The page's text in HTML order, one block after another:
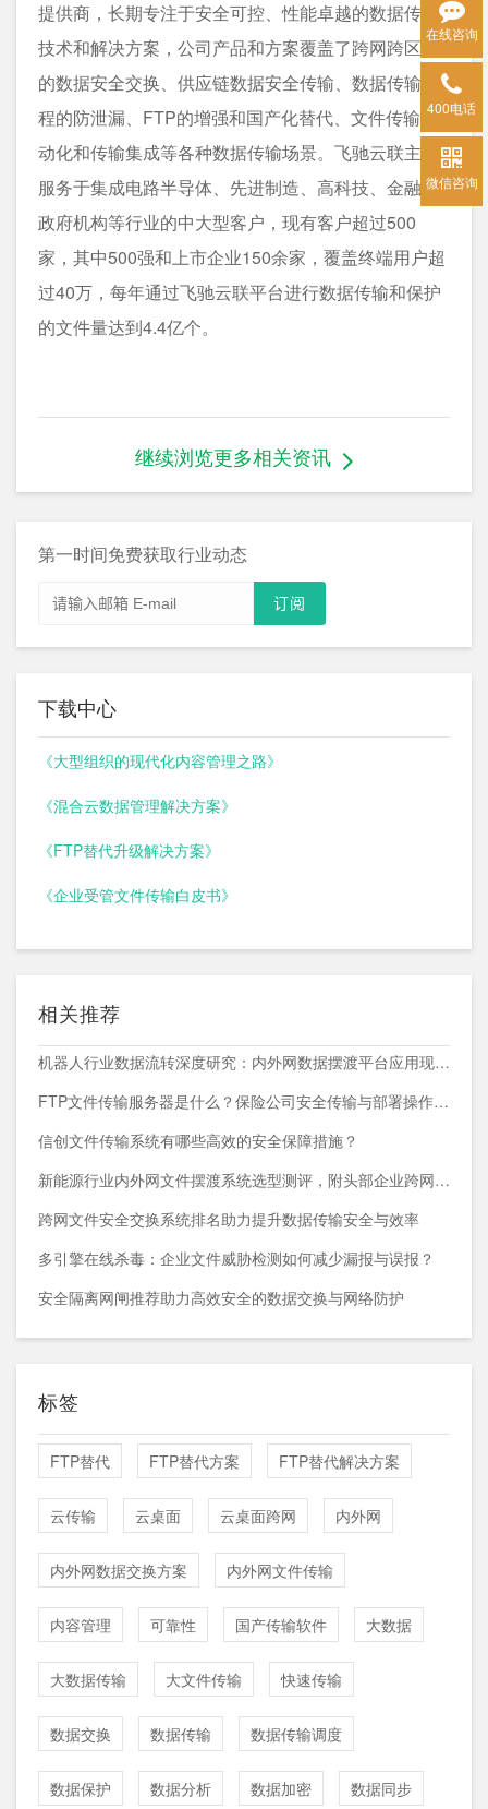
提供商，长期专注于安全可控、性能卓越的数据传输
技术和解决方案，公司产品和方案覆盖了跨网跨区域
的数据安全交换、供应链数据安全传输、数据传输过
程的防泄漏、FTP的增强和国产化替代、文件传输自
动化和传输集成等各种数据传输场景。飞驰云联主要
服务于集成电路半导体、先进制造、高科技、金融、
政府机构等行业的中大型客户，现有客户超过500
家，其中500强和上市企业150余家，覆盖终端用户超
过40万，每年通过飞驰云联平台进行数据传输和保护
的文件量达到4.4亿个。
继续浏览更多相关资讯
第一时间免费获取行业动态
下载中心
《大型组织的现代化内容管理之路》
《混合云数据管理解决方案》
《FTP替代升级解决方案》
《企业受管文件传输白皮书》
相关推荐
机器人行业数据流转深度研究：内外网数据摆渡平台应用现状与趋势
FTP文件传输服务器是什么？保险公司安全传输与部署操作指南
信创文件传输系统有哪些高效的安全保障措施？
新能源行业内外网文件摆渡系统选型测评，附头部企业跨网部署案例
跨网文件安全交换系统排名助力提升数据传输安全与效率
多引擎在线杀毒：企业文件威胁检测如何减少漏报与误报？
安全隔离网闸推荐助力高效安全的数据交换与网络防护
标签
FTP替代 FTP替代方案 FTP替代解决方案
云传输 云桌面 云桌面跨网 内外网
内外网数据交换方案 内外网文件传输
内容管理 可靠性 国产传输软件 大数据
大数据传输 大文件传输 快速传输
数据交换 数据传输 数据传输调度
数据保护 数据分析 数据加密 数据同步
在线咨询
400电话
微信咨询